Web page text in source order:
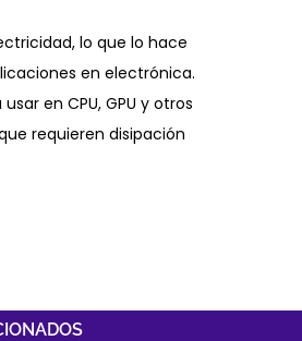
lo que lo hace
en electrónica.
en CPU, GPU y otros
requieren disipación